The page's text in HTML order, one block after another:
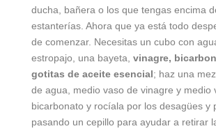
ducha, bañera o los que tengas encima
estanterías. Ahora que ya está todo
de comenzar. Necesitas un cubo con
estropajo, una bayeta, vinagre,
gotitas de aceite esencial; haz una
de agua, medio vaso de vinagre y medio
bicarbonato y rocíala por los desagües y
pasando un cepillo para ayudar a retirar